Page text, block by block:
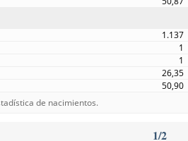
1.137
1
1
26,35
50,90
de nacimientos.